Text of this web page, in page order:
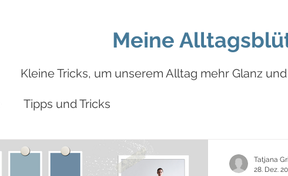
Meine
Kleine Tricks, um unserem Alltag mehr Glanz
Tipps und Tricks
Tatjana
28. Dez.